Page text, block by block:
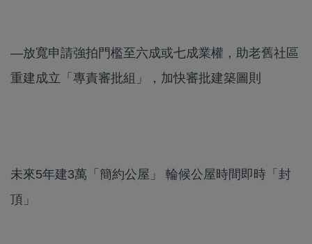
—放寬申請強拍門檻至六成或七成業權，助老舊社區
重建成立「專責審批組」，加快審批建築圖則
未來5年建3萬「簡約公屋」 輪候公屋時間即時「封
頂」